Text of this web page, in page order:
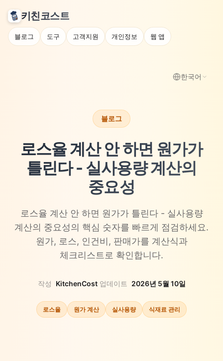
키친코스트
블로그 도구 고객지원 개인정보 웹 앱
한국어
블로그
로스율 계산 안 하면 원가가
틀린다 - 실사용량 계산의
중요성
로스율 계산 안 하면 원가가 틀린다 - 실사용량
계산의 중요성의 핵심 숫자를 빠르게 점검하세요.
원가, 로스, 인건비, 판매가를 계산식과
체크리스트로 확인합니다.
작성 KitchenCost· 업데이트 2026년 5월 10일
로스율 원가 계산 실사용량 식재료 관리